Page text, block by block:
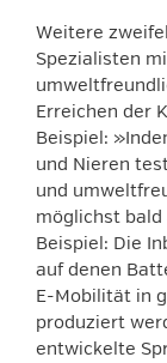
Weitere
Spezialisten
Erreichen der
Beispiel:
und Nieren
und
möglichst bald
Beispiel: Die
auf denen
E-Mobilität in
produziert
entwickelte